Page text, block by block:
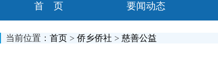
首 页 要闻动态
当前位置： 首页 > 侨乡侨社 > 慈善公益